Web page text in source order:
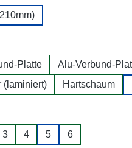
Platte Alu-Verbund-
(laminiert)
Hartschaum
3 4 5 6